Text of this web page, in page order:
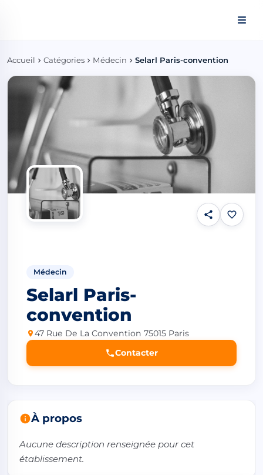
Accueil Catégories Médecin Selarl Paris-convention
Médecin
Selarl Paris-
convention
47 Rue De La Convention 75015 Paris
Contacter
À propos
Aucune description renseignée pour cet
établissement.